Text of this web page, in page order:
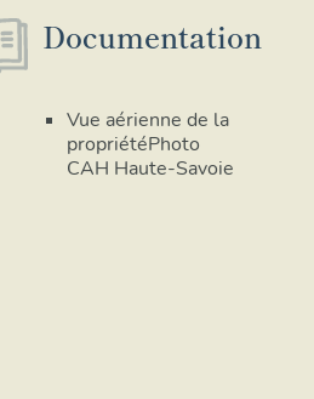
Documentation
Vue aérienne de la
propriétéPhoto
CAH Haute-Savoie